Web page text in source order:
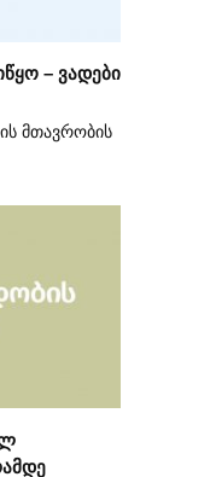
– ვადები
მთავრობის